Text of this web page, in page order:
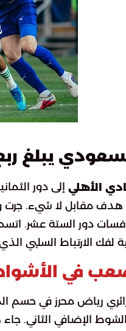
يبلغ
الأهلي إلى دور
هدف مقابل لا شيء. جرت
دور الستة عشر. اتسمت
لفك الارتباط السلبي
في
رياض محرز في
الإضافي الثاني.